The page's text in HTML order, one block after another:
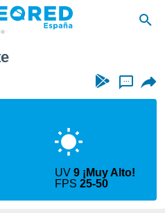
...
UV9 ¡Muy Alto!
FPS25-50